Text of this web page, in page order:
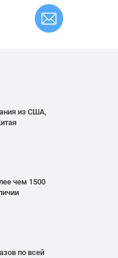
из США,
чем 1500
по всей